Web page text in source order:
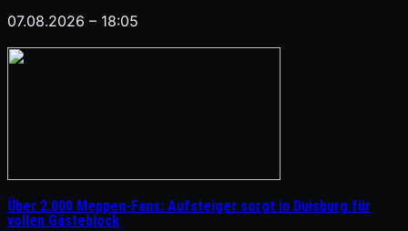
07.08.2026 – 18:05
Über 2.000 Meppen-Fans: Aufsteiger sorgt in Duisburg für
vollen Gästeblock